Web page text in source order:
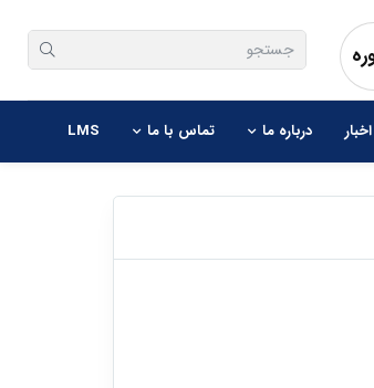
اخبار درباره ما تماس با ما LMS